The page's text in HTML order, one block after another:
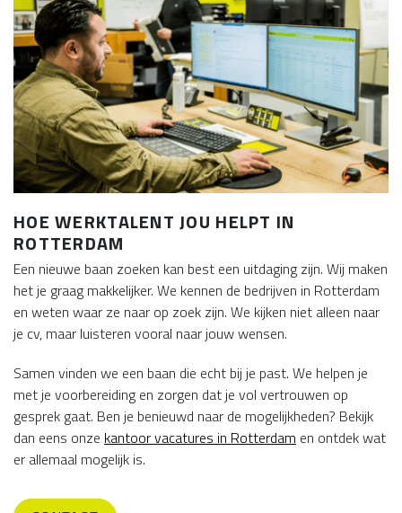
HOE WERKTALENT JOU HELPT IN
ROTTERDAM
Een nieuwe baan zoeken kan best een uitdaging zijn. Wij maken
het je graag makkelijker. We kennen de bedrijven in Rotterdam
en weten waar ze naar op zoek zijn. We kijken niet alleen naar
je cv, maar luisteren vooral naar jouw wensen.
Samen vinden we een baan die echt bij je past. We helpen je
met je voorbereiding en zorgen dat je vol vertrouwen op
gesprek gaat. Ben je benieuwd naar de mogelijkheden? Bekijk
dan eens onze kantoor vacatures in Rotterdam en ontdek wat
er allemaal mogelijk is.